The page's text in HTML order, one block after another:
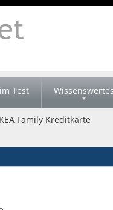
Test Wissenswertes
Family Kreditkarte